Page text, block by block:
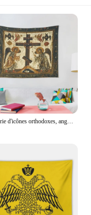
Tapisserie d'icônes orthodoxes, anges vénérant la croix, décoration murale mignonne, décoration de la maison